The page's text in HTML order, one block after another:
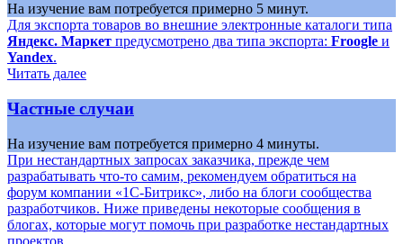
На изучение вам потребуется примерно 5 минут.
Для экспорта товаров во внешние электронные каталоги типа
Яндекс. Маркет предусмотрено два типа экспорта: Froogle и
Yandex.
Читать далее
Частные случаи
На изучение вам потребуется примерно 4 минуты.
При нестандартных запросах заказчика, прежде чем
разрабатывать что-то самим, рекомендуем обратиться на
форум компании «1С-Битрикс», либо на блоги сообщества
разработчиков. Ниже приведены некоторые сообщения в
блогах, которые могут помочь при разработке нестандартных
проектов.